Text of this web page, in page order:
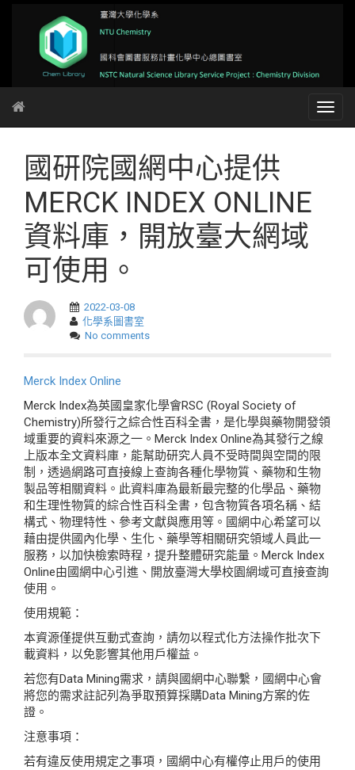
國研院國網中心提供
MERCK INDEX ONLINE
資料庫，開放臺大網域
可使用。
2022-03-08
化學系圖書室
No comments
Merck Index Online
Merck Index為英國皇家化學會RSC (Royal Society of
Chemistry)所發行之綜合性百科全書，是化學與藥物開發領
域重要的資料來源之一。Merck Index Online為其發行之線
上版本全文資料庫，能幫助研究人員不受時間與空間的限
制，透過網路可直接線上查詢各種化學物質、藥物和生物
製品等相關資料。此資料庫為最新最完整的化學品、藥物
和生理性物質的綜合性百科全書，包含物質各項名稱、結
構式、物理特性、參考文獻與應用等。國網中心希望可以
藉由提供國內化學、生化、藥學等相關研究領域人員此一
服務，以加快檢索時程，提升整體研究能量。Merck Index
Online由國網中心引進、開放臺灣大學校園網域可直接查詢
使用。
使用規範：
本資源僅提供互動式查詢，請勿以程式化方法操作批次下
載資料，以免影響其他用戶權益。
若您有Data Mining需求，請與國網中心聯繫，國網中心會
將您的需求註記列為爭取預算採購Data Mining方案的佐
證。
注意事項：
若有違反使用規定之事項，國網中心有權停止用戶的使用